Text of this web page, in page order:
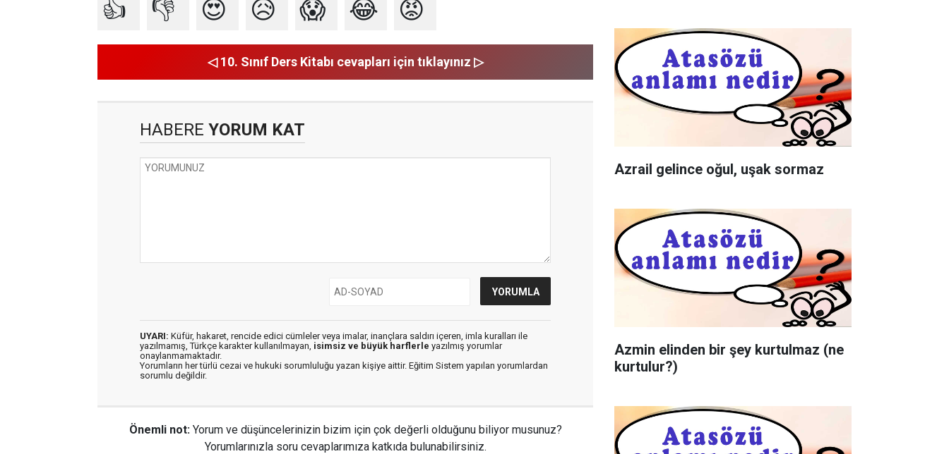
👍 👎 😍 😥 😱 😂 😡
◁ 10. Sınıf Ders Kitabı cevapları için tıklayınız ▷
HABERE YORUM KAT
UYARI: Küfür, hakaret, rencide edici cümleler veya imalar, inançlara saldırı içeren, imla kuralları ile
yazılmamış, Türkçe karakter kullanılmayan, isimsiz ve büyük harflerle yazılmış yorumlar
onaylanmamaktadır.
Yorumların her türlü cezai ve hukuki sorumluluğu yazan kişiye aittir. Eğitim Sistem yapılan yorumlardan
sorumlu değildir.
Önemli not: Yorum ve düşüncelerinizin bizim için çok değerli olduğunu biliyor musunuz?
Yorumlarınızla soru cevaplarımıza katkıda bulunabilirsiniz.
Azrail gelince oğul, uşak sormaz
Azmin elinden bir şey kurtulmaz (ne
kurtulur?)